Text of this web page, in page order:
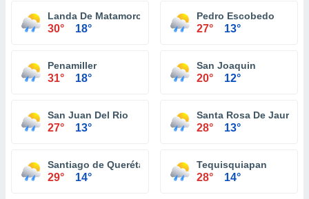
Landa De Matamoros
30° 18°
Pedro Escobedo
27° 13°
Penamiller
31° 18°
San Joaquin
20° 12°
San Juan Del Rio
27° 13°
Santa Rosa De Jauregui
28° 13°
Santiago de Querétaro
29° 14°
Tequisquiapan
28° 14°